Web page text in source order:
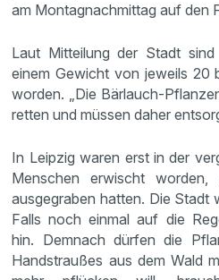
am Montagnachmittag auf den
Laut Mitteilung der Stadt
einem Gewicht von jeweils 20
worden. „Die Bärlauch-
retten und müssen daher
In Leipzig waren erst in der
Menschen erwischt worden,
ausgegraben hatten. Die Stadt
Falls noch einmal auf die
hin. Demnach dürfen die
Handstraußes aus dem Wald